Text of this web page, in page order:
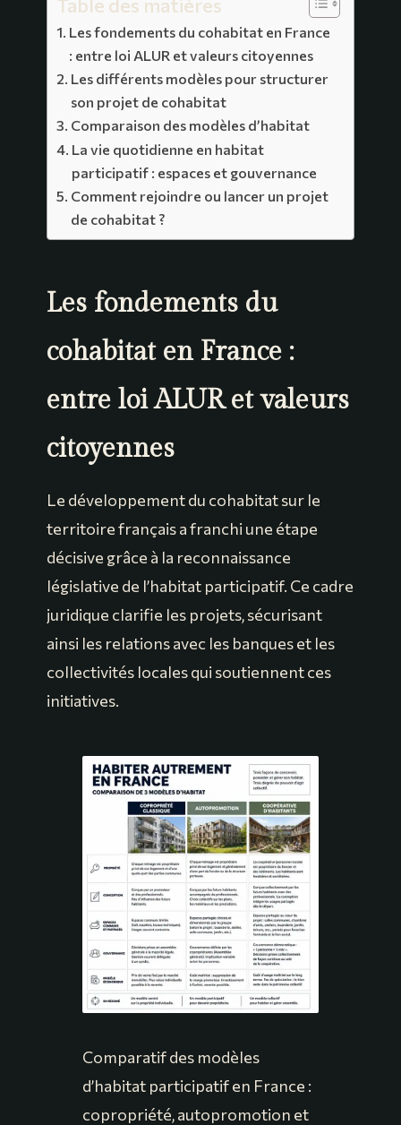
Table des matières
Les fondements du cohabitat en France
: entre loi ALUR et valeurs citoyennes
Les différents modèles pour structurer
son projet de cohabitat
Comparaison des modèles d’habitat
La vie quotidienne en habitat
participatif : espaces et gouvernance
Comment rejoindre ou lancer un projet
de cohabitat ?
Les fondements du
cohabitat en France :
entre loi ALUR et valeurs
citoyennes
Le développement du cohabitat sur le
territoire français a franchi une étape
décisive grâce à la reconnaissance
législative de l’habitat participatif. Ce cadre
juridique clarifie les projets, sécurisant
ainsi les relations avec les banques et les
collectivités locales qui soutiennent ces
initiatives.
Comparatif des modèles
d’habitat participatif en France :
copropriété, autopromotion et